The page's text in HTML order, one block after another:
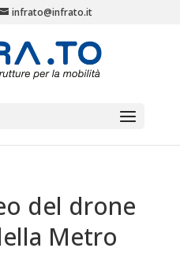
infrato@infrato.it
del drone
Metro